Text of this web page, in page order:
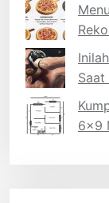
Saat
6×9